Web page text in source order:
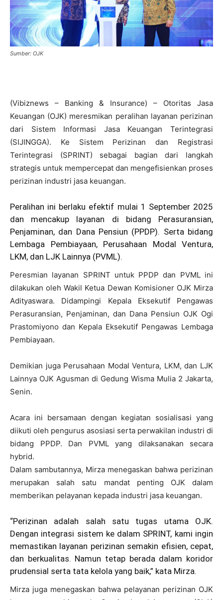
Sumber: OJK
(Vibiznews – Banking & Insurance) – Otoritas Jasa
Keuangan (OJK) meresmikan peralihan layanan perizinan
dari Sistem Informasi Jasa Keuangan Terintegrasi
(SIJINGGA). Ke Sistem Perizinan dan Registrasi
Terintegrasi (SPRINT) sebagai bagian dari langkah
strategis untuk mempercepat dan mengefisienkan proses
perizinan industri jasa keuangan.
Peralihan ini berlaku efektif mulai 1 September 2025
dan mencakup layanan di bidang Perasuransian,
Penjaminan, dan Dana Pensiun (PPDP). Serta bidang
Lembaga Pembiayaan, Perusahaan Modal Ventura,
LKM, dan LJK Lainnya (PVML).
Peresmian layanan SPRINT untuk PPDP dan PVML ini
dilakukan oleh Wakil Ketua Dewan Komisioner OJK Mirza
Adityaswara. Didampingi Kepala Eksekutif Pengawas
Perasuransian, Penjaminan, dan Dana Pensiun OJK Ogi
Prastomiyono dan Kepala Eksekutif Pengawas Lembaga
Pembiayaan.
Demikian juga Perusahaan Modal Ventura, LKM, dan LJK
Lainnya OJK Agusman di Gedung Wisma Mulia 2 Jakarta,
Senin.
Acara ini bersamaan dengan kegiatan sosialisasi yang
diikuti oleh pengurus asosiasi serta perwakilan industri di
bidang PPDP. Dan PVML yang dilaksanakan secara
hybrid.
Dalam sambutannya, Mirza menegaskan bahwa perizinan
merupakan salah satu mandat penting OJK dalam
memberikan pelayanan kepada industri jasa keuangan.
“Perizinan adalah salah satu tugas utama OJK.
Dengan integrasi sistem ke dalam SPRINT, kami ingin
memastikan layanan perizinan semakin efisien, cepat,
dan berkualitas. Namun tetap berada dalam koridor
prudensial serta tata kelola yang baik,” kata Mirza.
Mirza juga menegaskan bahwa pelayanan perizinan OJK